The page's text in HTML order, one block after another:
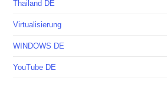
Thailand DE
Virtualisierung
WINDOWS DE
YouTube DE